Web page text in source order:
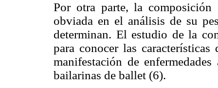
Por otra parte, la
obviada en el análisis de su
determinan. El estudio de la
para conocer las
manifestación de
bailarinas de ballet (6).